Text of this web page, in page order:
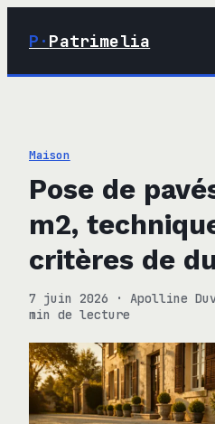
P· Patrimelia
03 · Immobilier
04 · Finance
Maison
Pose de
m2,
critères de
7 juin 2026 · Apolline
min de lecture